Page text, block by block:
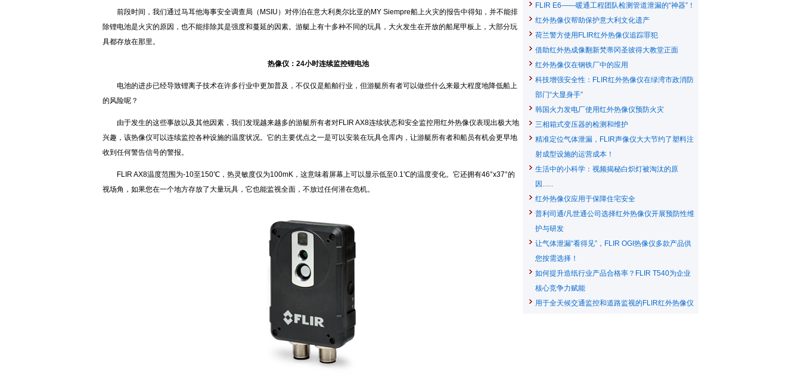
前段时间，我们通过马耳他海事安全调查局（MSIU）对停泊在意大利奥尔比亚的MY Siempre船上火灾的报告中得知，并不能排
除锂电池是火灾的原因，也不能排除其是强度和蔓延的因素。游艇上有十多种不同的玩具，大火发生在开放的船尾甲板上，大部分玩
具都存放在那里。
热像仪：24小时连续监控锂电池
电池的进步已经导致锂离子技术在许多行业中更加普及，不仅仅是船舶行业，但游艇所有者可以做些什么来最大程度地降低船上
的风险呢？
由于发生的这些事故以及其他因素，我们发现越来越多的游艇所有者对FLIR AX8连续状态和安全监控用红外热像仪表现出极大地
兴趣，该热像仪可以连续监控各种设施的温度状况。它的主要优点之一是可以安装在玩具仓库内，让游艇所有者和船员有机会更早地
收到任何警告信号的警报。
FLIR AX8温度范围为-10至150℃，热灵敏度仅为100mK，这意味着屏幕上可以显示低至0.1℃的温度变化。它还拥有46°x37°的
视场角，如果您在一个地方存放了大量玩具，它也能监视全面，不放过任何潜在危机。
FLIR E6——暖通工程团队检测管道泄漏的“神器”！
红外热像仪帮助保护意大利文化遗产
荷兰警方使用FLIR红外热像仪追踪罪犯
借助红外热成像翻新梵蒂冈圣彼得大教堂正面
红外热像仪在钢铁厂中的应用
科技增强安全性：FLIR红外热像仪在绿湾市政消防
部门“大显身手”
韩国火力发电厂使用红外热像仪预防火灾
三相箱式变压器的检测和维护
精准定位气体泄漏，FLIR声像仪大大节约了塑料注
射成型设施的运营成本！
生活中的小科学：视频揭秘白炽灯被淘汰的原
因......
红外热像仪应用于保障住宅安全
普利司通/凡世通公司选择红外热像仪开展预防性维
护与研发
让气体泄漏“看得见”，FLIR OGI热像仪多款产品供
您按需选择！
如何提升造纸行业产品合格率？FLIR T540为企业
核心竞争力赋能
用于全天候交通监控和道路监视的FLIR红外热像仪